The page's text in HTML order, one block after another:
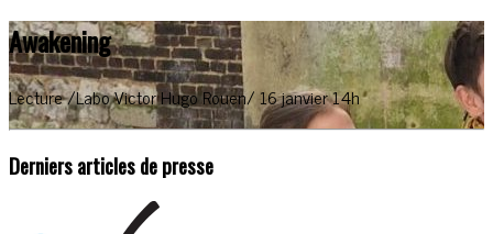
Awakening
Lecture /Labo Victor Hugo Rouen/ 16 janvier 14h
Derniers articles de presse